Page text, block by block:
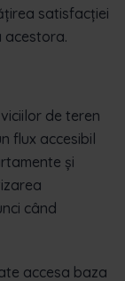
satisfacției
acestora.
de teren
flux accesibil
și
când
accesa baza